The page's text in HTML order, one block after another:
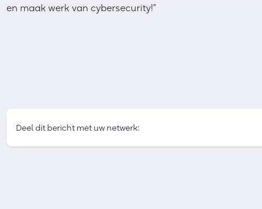
en maak werk van cybersecurity!”
Deel dit bericht met uw netwerk: